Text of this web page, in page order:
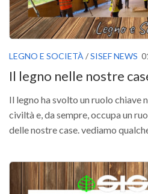
XIII Congresso (Orvieto
XII Congresso (Palermo
IX Congresso (Bolzano 2013)
VIII Congresso (Rende
VII Congresso (Isernia 2009)
V Congresso (Torino 2003)
IV Congresso (Potenza
LEGNO E SOCIETÀ /SISEF NEWS
Il legno nelle nostre
Il legno ha svolto un ruolo chiave
civiltà e, da sempre, occupa un
delle nostre case. vediamo